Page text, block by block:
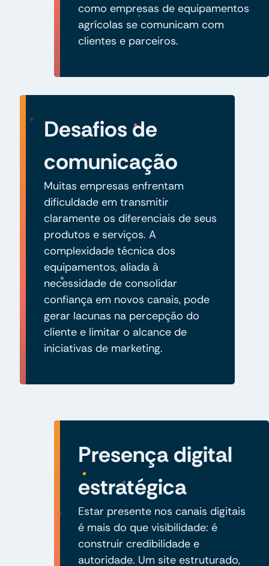
como empresas de equipamentos
agrícolas se comunicam com
clientes e parceiros.
Desafios de
comunicação
Muitas empresas enfrentam
dificuldade em transmitir
claramente os diferenciais de seus
produtos e serviços. A
complexidade técnica dos
equipamentos, aliada à
necessidade de consolidar
confiança em novos canais, pode
gerar lacunas na percepção do
cliente e limitar o alcance de
iniciativas de marketing.
Presença digital
estratégica
Estar presente nos canais digitais
é mais do que visibilidade: é
construir credibilidade e
autoridade. Um site estruturado,